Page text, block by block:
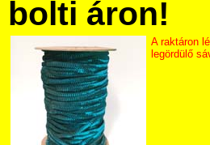
bolti áron!
A raktáron
legördülő